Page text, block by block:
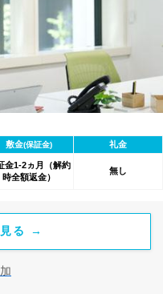
敷金(保証金) 礼金
金1-2ヵ月（解約
時全額返金）
無し
る →